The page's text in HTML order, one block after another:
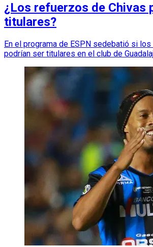
¿Los refuerzos de Chivas
titulares?
En el programa de ESPN sedebatió si
podrían ser titulares en el club de